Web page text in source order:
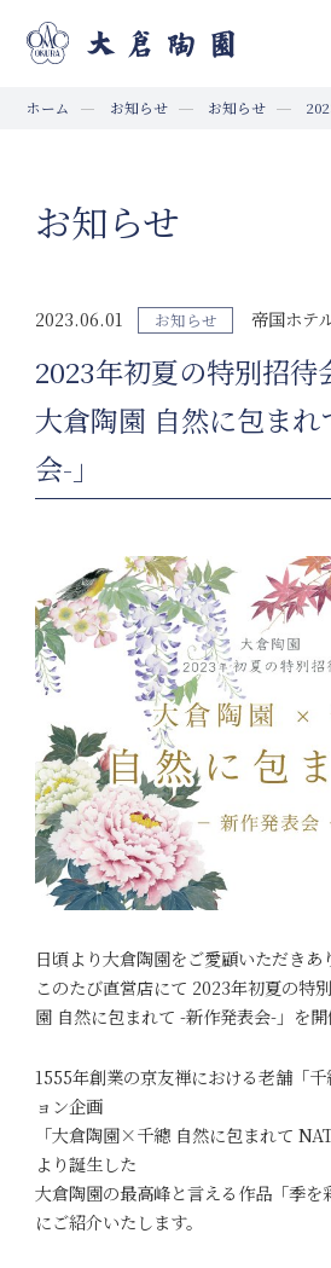
ホーム お知らせ お知らせ
お知らせ
2023.06.01 お知らせ 帝国ホテ
2023年初夏の特別招
大倉陶園 自然に包ま
会-」
日頃より大倉陶園をご愛顧いただきあ
このたび直営店にて 2023年初夏の特
園 自然に包まれて -新作発表会-」を開
1555年創業の京友禅における老舗「
ョン企画
「大倉陶園×千總 自然に包まれて
より誕生した
大倉陶園の最高峰と言える作品「季を
にご紹介いたします。